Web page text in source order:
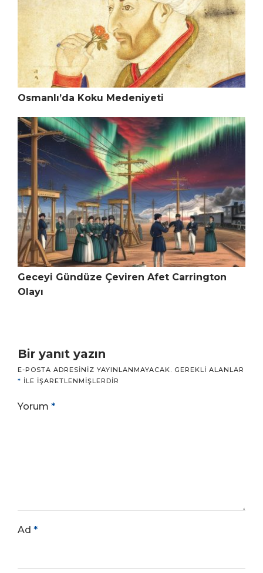
Osmanlı’da Koku Medeniyeti
Geceyi Gündüze Çeviren Afet Carrington
Olayı
Bir yanıt yazın
E-POSTA ADRESINIZ YAYINLANMAYACAK.
GEREKLI ALANLAR
* ILE IŞARETLENMIŞLERDIR
Yorum *
Ad *